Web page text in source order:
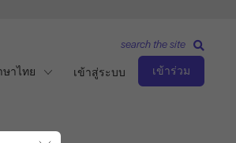
ษาไทย เข้าสู่ระบบ เข้าร่วม
search the site